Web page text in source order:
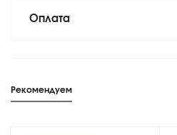
Оплата
Рекомендуем